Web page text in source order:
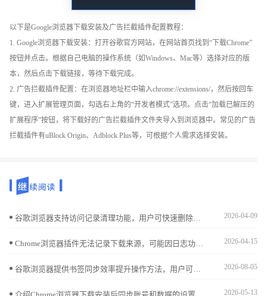
以下是Google浏览器下载安装及广告拦截插件配置教程：
1. Google浏览器下载安装：打开谷歌官方网站，在网站首页找到“下载Chrome”
按钮并点击。根据自己电脑的操作系统（如Windows、Mac等）选择对应的版
本，然后点击下载链接，等待下载完成。
2. 广告拦截插件配置：在浏览器地址栏中输入chrome://extensions/，然后按回车
键，进入扩展管理页面，勾选右上角的“开发者模式”选项。点击“加载已解压的
扩展程序”按钮，将下载好的广告拦截插件文件夹导入到浏览器中。常见的广告
拦截插件有uBlock Origin、Adblock Plus等，可根据个人需求选择安装。
2026-04-09
2026-04-15
2026-08-05
2026-05-13